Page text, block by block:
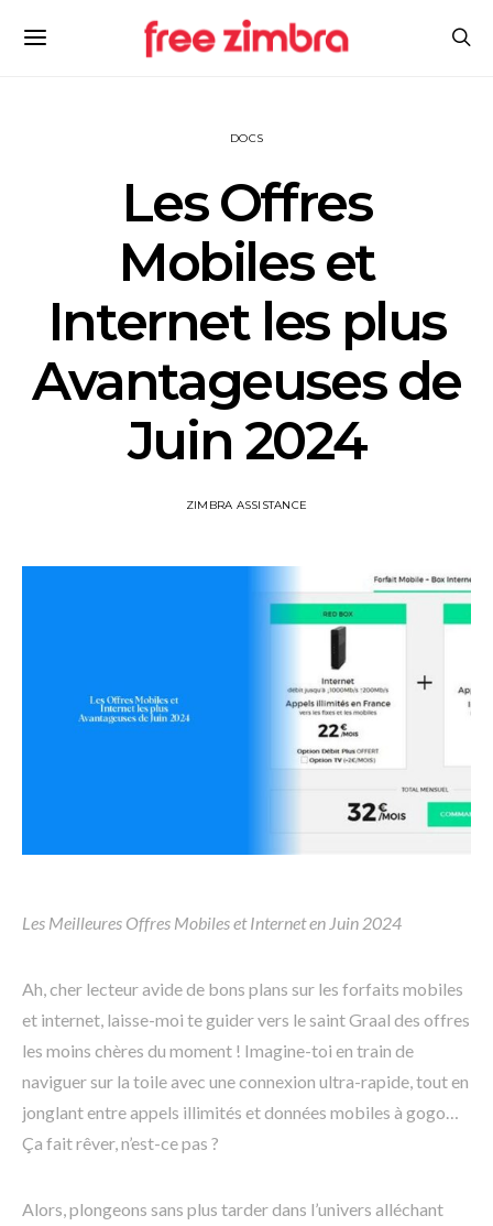
DOCS
Les Offres
Mobiles et
Internet les plus
Avantageuses de
Juin 2024
ZIMBRA ASSISTANCE
Les Meilleures Offres Mobiles et Internet en Juin 2024
Ah, cher lecteur avide de bons plans sur les forfaits mobiles
et internet, laisse-moi te guider vers le saint Graal des offres
les moins chères du moment ! Imagine-toi en train de
naviguer sur la toile avec une connexion ultra-rapide, tout en
jonglant entre appels illimités et données mobiles à gogo…
Ça fait rêver, n’est-ce pas ?
Alors, plongeons sans plus tarder dans l’univers alléchant